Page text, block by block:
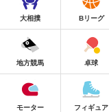
大相撲 Bリーグ
地方競馬 卓球
モーター フィギュア